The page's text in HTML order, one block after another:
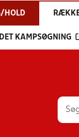
HOLD
KAMPSØGNING